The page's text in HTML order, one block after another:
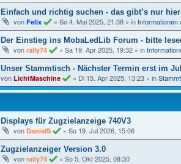
Einfach und richtig suchen - das gibt’s nur hier
von Felix » So 4. Mai 2025, 21:38 » in Informationen
Der Einstieg ins MobaLedLib Forum - bitte
von raily74 » Sa 19. Apr 2025, 19:32 » in
Unser Stammtisch - Nächster Termin erst im
von LichtMaschine » Di 15. Apr 2025, 13:23 » in
Displays für Zugzielanzeige 740V3
von DanielS » So 19. Jul 2026, 15:06
Zugzielanzeiger Version 3.0
von raily74 » So 5. Okt 2025, 08:30